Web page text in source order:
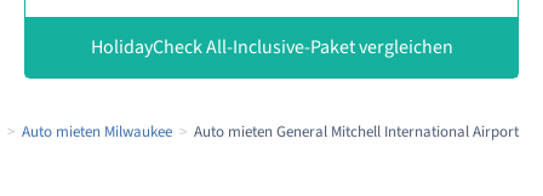
HolidayCheck All-Inclusive-Paket vergleichen
Auto mieten Milwaukee Auto mieten General Mitchell International Airport